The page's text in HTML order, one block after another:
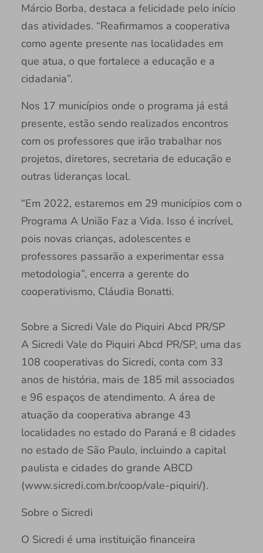
Márcio Borba, destaca a felicidade pelo início
das atividades. “Reafirmamos a cooperativa
como agente presente nas localidades em
que atua, o que fortalece a educação e a
cidadania”.
Nos 17 municípios onde o programa já está
presente, estão sendo realizados encontros
com os professores que irão trabalhar nos
projetos, diretores, secretaria de educação e
outras lideranças local.
“Em 2022, estaremos em 29 municípios com o
Programa A União Faz a Vida. Isso é incrível,
pois novas crianças, adolescentes e
professores passarão a experimentar essa
metodologia”, encerra a gerente do
cooperativismo, Cláudia Bonatti.
Sobre a Sicredi Vale do Piquiri Abcd PR/SP
A Sicredi Vale do Piquiri Abcd PR/SP, uma das
108 cooperativas do Sicredi, conta com 33
anos de história, mais de 185 mil associados
e 96 espaços de atendimento. A área de
atuação da cooperativa abrange 43
localidades no estado do Paraná e 8 cidades
no estado de São Paulo, incluindo a capital
paulista e cidades do grande ABCD
(www.sicredi.com.br/coop/vale-piquiri/).
Sobre o Sicredi
O Sicredi é uma instituição financeira